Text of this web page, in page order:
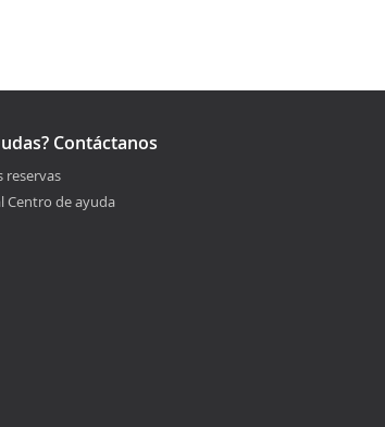
Contáctanos
reservas
Centro de ayuda